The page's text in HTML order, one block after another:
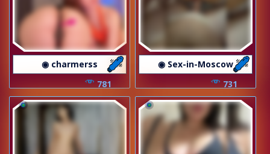
◉ charmerss
781
◉ Sex-in-Moscow
731